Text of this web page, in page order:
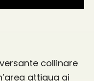
collinare
attigua ai